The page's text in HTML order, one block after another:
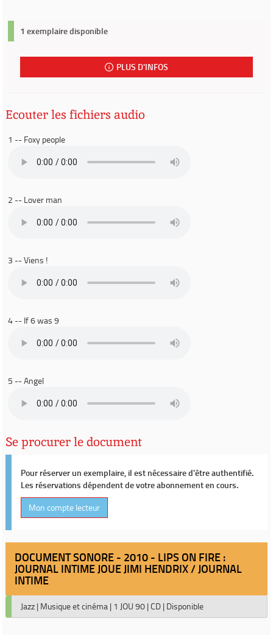
1 exemplaire disponible
PLUS D'INFOS
Ecouter les fichiers audio
1 -- Foxy people
2 -- Lover man
3 -- Viens !
4 -- If 6 was 9
5 -- Angel
Se procurer le document
Pour réserver un exemplaire, il est nécessaire d'être authentifié.
Les réservations dépendent de votre abonnement en cours.
Mon compte lecteur
DOCUMENT SONORE - 2010 - LIPS ON FIRE :
JOURNAL INTIME JOUE JIMI HENDRIX / JOURNAL
INTIME
Jazz | Musique et cinéma | 1 JOU 90 | CD | Disponible